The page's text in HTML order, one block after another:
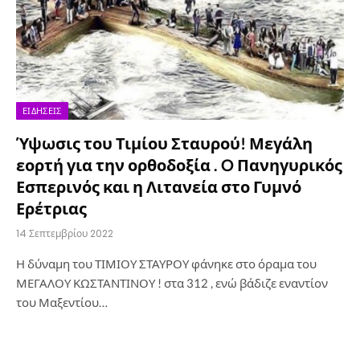
ΕΙΔΉΣΕΙΣ
Ύψωσις του Τιμίου Σταυρού! Μεγάλη
εορτή για την ορθοδοξία . O Πανηγυρικός
Εσπερινός και η Λιτανεία στο Γυμνό
Ερέτριας
14 Σεπτεμβρίου 2022
Η δύναμη του ΤΙΜΙΟΥ ΣΤΑΥΡΟΥ φάνηκε στο όραμα του
ΜΕΓΑΛΟΥ ΚΩΣΤΑΝΤΙΝΟΥ ! στα 312 , ενώ βάδιζε εναντίον
του Μαξεντίου…